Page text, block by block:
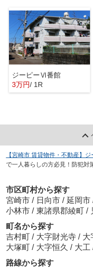
ジーピーⅥ番館
3万円/ 1R
【宮崎市 賃貸物件・不動産】
で一人暮らしの方必見！防犯対
市区町村から探す
宮崎市 / 日向市 / 延岡市
小林市 / 東諸県郡綾町 /
町名から探す
吉村町 / 大字財光寺 / 大
大塚町 / 大字恒久 / 大工
路線から探す